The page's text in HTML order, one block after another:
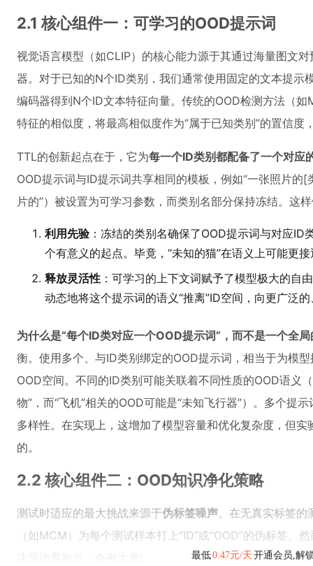
2.1 核心组件一：可学习的OOD提示词
视觉语言模型（如CLIP）的核心能力源于其通过海量图文
器。对于已知的N个ID类别，我们通常使用固定的文本提示
编码器得到N个ID文本特征向量。传统的OOD检测方法（
特征的相似度，将最高相似度作为“属于已知类别”的置信度
TTL的创新起点在于，它为每一个ID类别都配备了一个对应
OOD提示词与ID提示词共享相同的模板，例如“一张照片的
片的”）被设置为可学习参数，而类别名部分保持冻结。这
利用先验：冻结的类别名确保了OOD提示词与对应ID
个有意义的起点。毕竟，“未知的猫”在语义上可能更
释放灵活性 ：可学习的上下文词赋予了模型极大的自
动态地将这个提示词的语义“推离”ID空间，向更广泛
为什么是“每个ID类对应一个OOD提示词”，而不是一个全
衡。使用多个、与ID类别绑定的OOD提示词，相当于为模
OOD空间。不同的ID类别可能关联着不同性质的OOD语义
物”，而“飞机”相关的OOD可能是“未知飞行器”）。多个提
多样性。在实现上，这增加了模型容量和优化复杂度，但
的。
2.2 核心组件二：OOD知识净化策略
测试时适应的最大挑战来源于伪标签噪声。在无真实标签的
（如MCM）为每个测试样本打上“ID”或“OOD”的伪标签。
最低0.47元/天 开通会员,解